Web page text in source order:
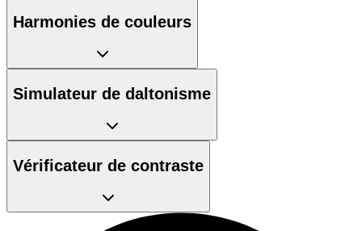
Harmonies de couleurs
Simulateur de daltonisme
Vérificateur de contraste